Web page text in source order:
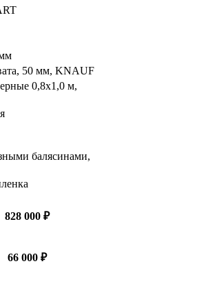
50 мм, KNAUF
0,8х1,0 м,
балясинами,
828 000 ₽
66 000 ₽